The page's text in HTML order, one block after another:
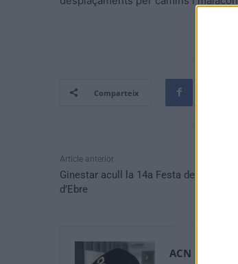
Comparteix
Article anterior
Ginestar acull la 14a Festa de la Jota
d’Ebre
ACN